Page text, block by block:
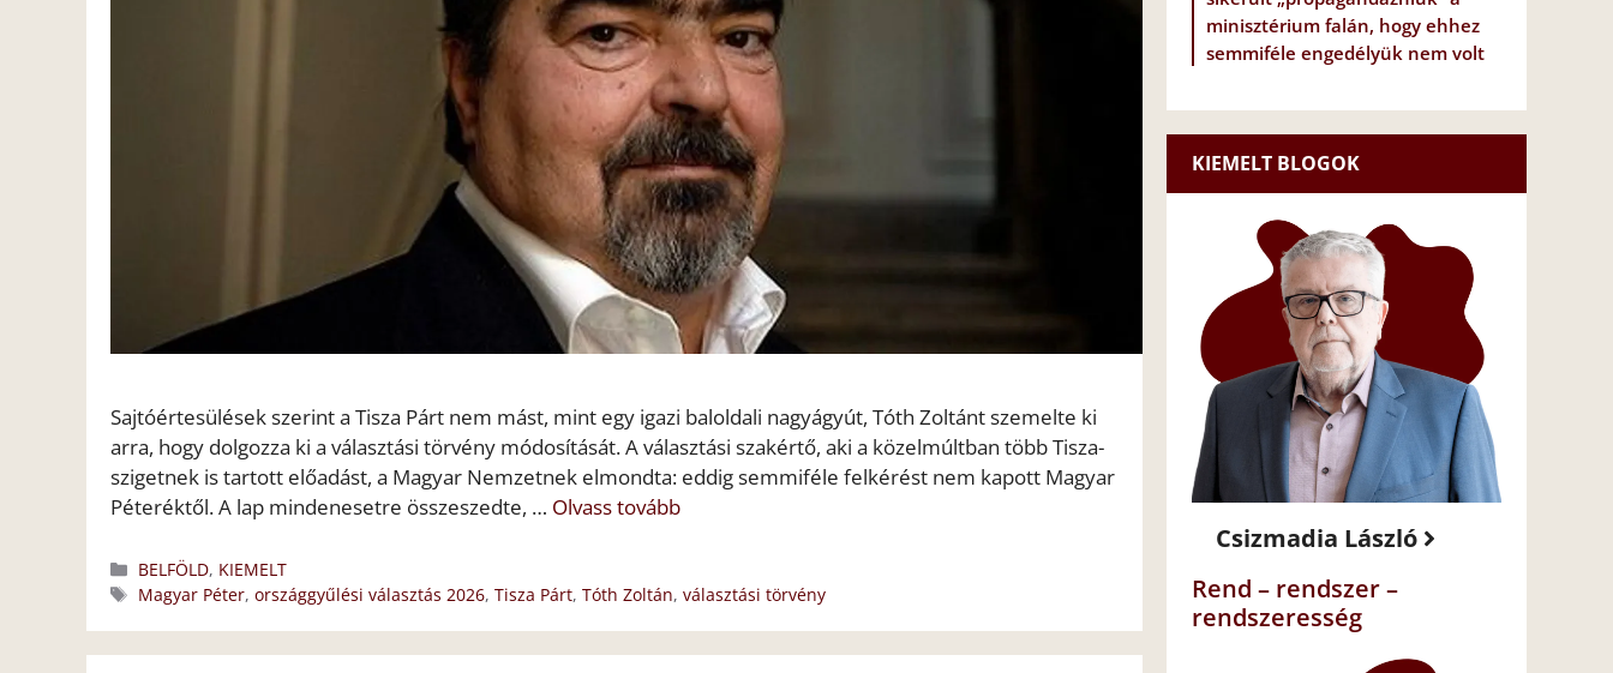
Sajtóértesülések szerint a Tisza Párt nem mást, mint egy igazi baloldali nagyágyút, Tóth Zoltánt szemelte ki
arra, hogy dolgozza ki a választási törvény módosítását. A választási szakértő, aki a közelmúltban több Tisza-
szigetnek is tartott előadást, a Magyar Nemzetnek elmondta: eddig semmiféle felkérést nem kapott Magyar
Péteréktől. A lap mindenesetre összeszedte, … Olvass tovább
Kategória
BELFÖLD, KIEMELT
Címkék
Magyar Péter,országgyűlési választás 2026,Tisza Párt,Tóth Zoltán,választási törvény
minisztérium falán, hogy ehhez
semmiféle engedélyük nem volt
KIEMELT BLOGOK
Csizmadia László
Rend – rendszer –
rendszeresség